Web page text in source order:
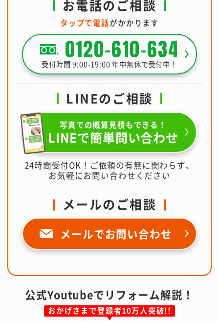
お電話のご相談
タップで電話がかかります
0120-610-634
受付時間 9:00-19:00 年中無休で受付中！
LINEのご相談
写真での概算見積もできる！
LINEで簡単問い合わせ
24時間受付OK！ご依頼の有無に関わらず、
お気軽にお問い合わせください
メールのご相談
メールでお問い合わせ
公式Youtubeでリフォーム解説！
おかげさまで登録者10万人突破!!